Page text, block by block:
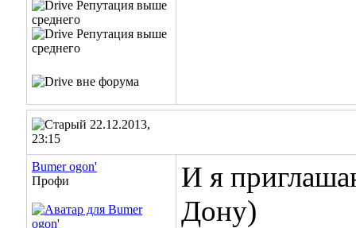
22.12.2013,
23:15
Bumer ogon'
Профи
И я
Дону)